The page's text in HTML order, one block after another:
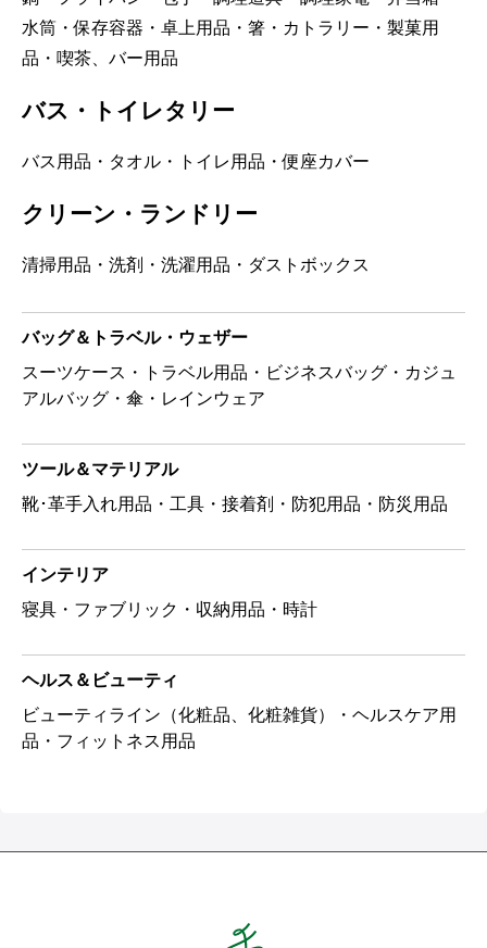
水筒・保存容器・卓上用品・箸・カトラリー・製菓用
品・喫茶、バー用品
バス・トイレタリー
バス用品・タオル・トイレ用品・便座カバー
クリーン・ランドリー
清掃用品・洗剤・洗濯用品・ダストボックス
バッグ＆トラベル・ウェザー
スーツケース・トラベル用品・ビジネスバッグ・カジュ
アルバッグ・傘・レインウェア
ツール＆マテリアル
靴･革手入れ用品・工具・接着剤・防犯用品・防災用品
インテリア
寝具・ファブリック・収納用品・時計
ヘルス＆ビューティ
ビューティライン（化粧品、化粧雑貨）・ヘルスケア用
品・フィットネス用品